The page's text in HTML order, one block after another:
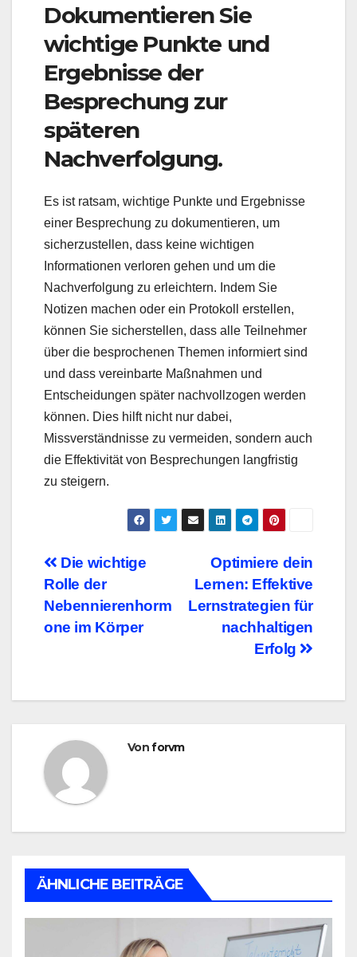
Dokumentieren Sie
wichtige Punkte und
Ergebnisse der
Besprechung zur
späteren
Nachverfolgung.
Es ist ratsam, wichtige Punkte und Ergebnisse
einer Besprechung zu dokumentieren, um
sicherzustellen, dass keine wichtigen
Informationen verloren gehen und um die
Nachverfolgung zu erleichtern. Indem Sie
Notizen machen oder ein Protokoll erstellen,
können Sie sicherstellen, dass alle Teilnehmer
über die besprochenen Themen informiert sind
und dass vereinbarte Maßnahmen und
Entscheidungen später nachvollzogen werden
können. Dies hilft nicht nur dabei,
Missverständnisse zu vermeiden, sondern auch
die Effektivität von Besprechungen langfristig
zu steigern.
Beitragsnavigation
Optimiere dein
Lernen: Effektive
Lernstrategien für
nachhaltigen
Erfolg
Die wichtige
Rolle der
Nebennierenhorm
one im Körper
Vonforvm
ÄHNLICHE BEITRÄGE